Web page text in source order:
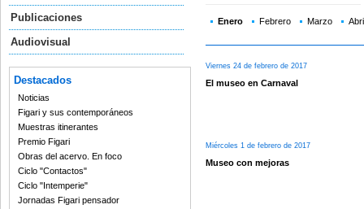
Publicaciones
Audiovisual
Destacados
Noticias
Figari y sus contemporáneos
Muestras itinerantes
Premio Figari
Obras del acervo. En foco
Ciclo "Contactos"
Ciclo "Intemperie"
Jornadas Figari pensador
Enero Febrero Marzo
Viernes 24 de febrero de 2017
El museo en Carnaval
Miércoles 1 de febrero de 2017
Museo con mejoras